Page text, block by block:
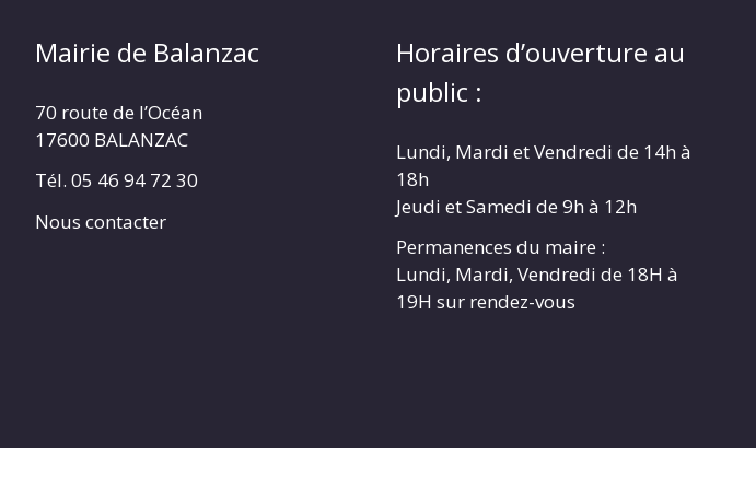
Mairie de Balanzac
70 route de l’Océan
17600 BALANZAC
Tél. 05 46 94 72 30
Nous contacter
Horaires d’ouverture au
public :
Lundi, Mardi et Vendredi de 14h à
18h
Jeudi et Samedi de 9h à 12h
Permanences du maire :
Lundi, Mardi, Vendredi de 18H à
19H sur rendez-vous